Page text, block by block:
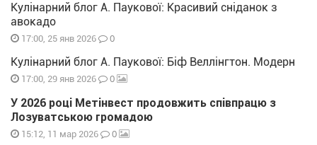
Кулінарний блог А. Паукової: Красивий сніданок з
авокадо
17:00, 25 янв 2026 0
Кулінарний блог А. Паукової: Біф Веллінгтон. Модерн
17:00, 29 янв 2026 0
У 2026 році Метінвест продовжить співпрацю з
Лозуватською громадою
15:12, 11 мар 2026 0